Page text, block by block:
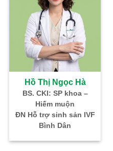
Hồ Thị Ngọc Hà
BS. CKI: SP khoa –
Hiếm muộn
ĐN Hỗ trợ sinh sản IVF
Bình Dân